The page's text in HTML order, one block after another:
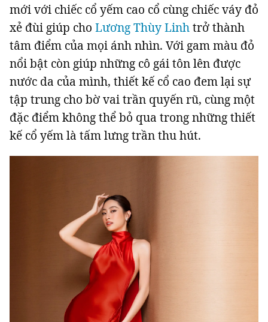
mới với chiếc cổ yếm cao cổ cùng chiếc váy đỏ
xẻ đùi giúp cho Lương Thùy Linhtrở thành
tâm điểm của mọi ánh nhìn. Với gam màu đỏ
nổi bật còn giúp những cô gái tôn lên được
nước da của mình, thiết kế cổ cao đem lại sự
tập trung cho bờ vai trần quyến rũ, cùng một
đặc điểm không thể bỏ qua trong những thiết
kế cổ yếm là tấm lưng trần thu hút.